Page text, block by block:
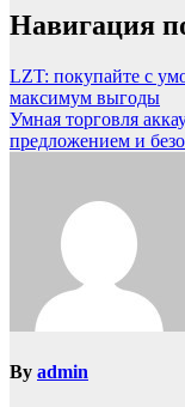
Навигация
LZT: покупайте с
максимум выгоды
Умная торговля
предложением и
By admin